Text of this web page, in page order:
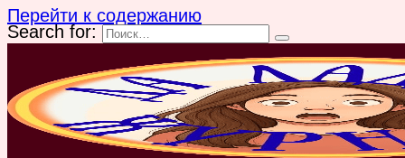
Перейти к содержанию
Search for: